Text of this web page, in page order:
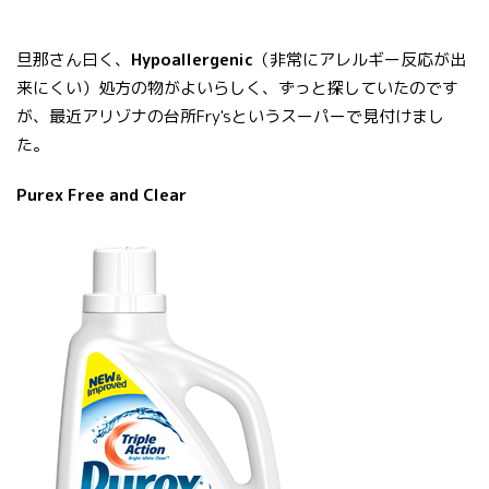
旦那さん曰く、 Hypoallergenic （非常にアレルギー反応が出
来にくい）処方の物がよいらしく、ずっと探していたのです
が、最近アリゾナの台所Fry'sというスーパーで見付けまし
た。
Purex Free and Clear